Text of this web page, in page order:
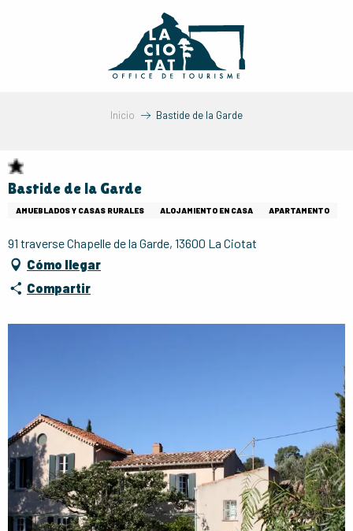
Inicio Bastide de la Garde
Bastide de la Garde
AMUEBLADOS Y CASAS RURALES ALOJAMIENTO EN CASA APARTAMENTO
91 traverse Chapelle de la Garde, 13600 La Ciotat
Cómo llegar
Compartir